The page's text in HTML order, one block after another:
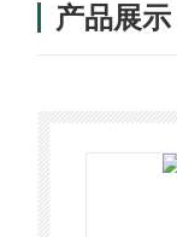
产品展示